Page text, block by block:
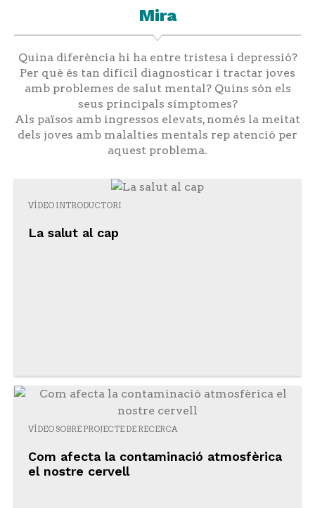
Mira
Quina diferència hi ha entre tristesa i depressió?
Per què és tan difícil diagnosticar i tractar joves
amb problemes de salut mental? Quins són els
seus principals símptomes?
Als països amb ingressos elevats, només la meitat
dels joves amb malalties mentals rep atenció per
aquest problema.
VÍDEO INTRODUCTORI
La salut al cap
VÍDEO SOBRE PROJECTE DE RECERCA
Com afecta la contaminació atmosfèrica
el nostre cervell